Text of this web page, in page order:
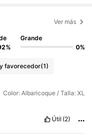
Ver más
Grande
0%
favorecedor(1)
Color: Albaricoque / Talla: XL
Útil (2)